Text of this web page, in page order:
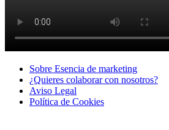
Sobre Esencia de marketing
¿Quieres colaborar con nosotros?
Aviso Legal
Polí­tica de Cookies